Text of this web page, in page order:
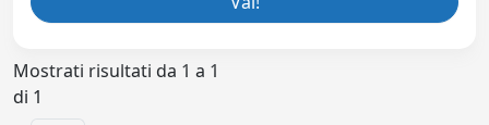
Mostrati risultati da 1 a 1
di 1